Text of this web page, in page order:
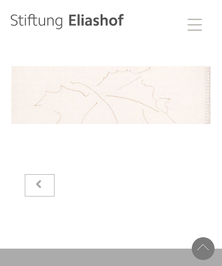
Aktuelles
Eliashof
Neuzugänge
Sammlungsobjekte
Raimer Jochims
Stiftung Eliashof